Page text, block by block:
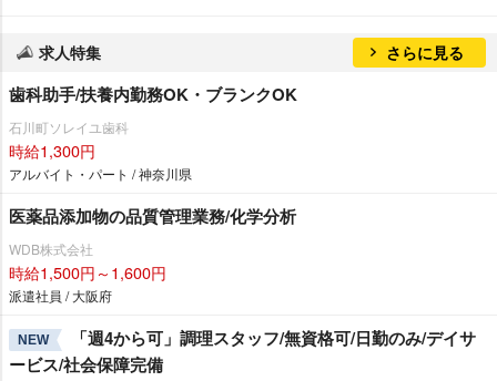
求人特集 さらに見る
歯科助手/扶養内勤務OK・ブランクOK
石川町ソレイユ歯科
時給1,300円
アルバイト・パート / 神奈川県
医薬品添加物の品質管理業務/化学分析
WDB株式会社
時給1,500円～1,600円
派遣社員 / 大阪府
NEW
「週4から可」調理スタッフ/無資格可/日勤のみ/デイサ
ービス/社会保障完備